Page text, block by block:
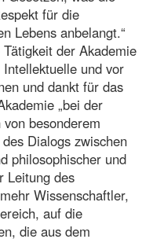
für die
Lebens anbelangt.“
der Akademie
und vor
und dankt für das
„bei der
besonderem
Dialogs zwischen
philosophischer und
Leitung des
Wissenschaftler,
auf die
die aus dem